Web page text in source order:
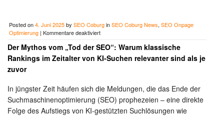
Posted on4. Juni 2025by SEO CoburginSEO Coburg News, SEO Onpage
Optimierung | Kommentare deaktiviertfür
ist
für
noch
wichtig
Der Mythos vom „Tod der SEO“: Warum klassische
Rankings im Zeitalter von KI-Suchen relevanter sind als je
zuvor
In jüngster Zeit häufen sich die Meldungen, die das Ende der
Suchmaschinenoptimierung (SEO) prophezeien – eine direkte
Folge des Aufstiegs von KI-gestützten Suchlösungen wie